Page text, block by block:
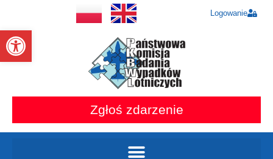
Otwórz pasek narzędzi
Logowanie
Zgłoś zdarzenie